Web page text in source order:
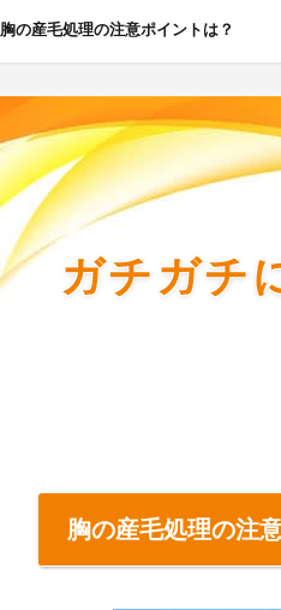
胸の産毛処理の注意ポイントは？
ガチガチ
胸の産毛処理の注